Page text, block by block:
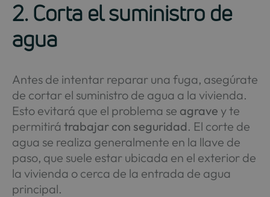
2. Corta el suministro de
agua
Antes de intentar reparar una fuga, asegúrate
de cortar el suministro de agua a la vivienda.
Esto evitará que el problema se agrave y te
permitirá trabajar con seguridad. El corte de
agua se realiza generalmente en la llave de
paso, que suele estar ubicada en el exterior de
la vivienda o cerca de la entrada de agua
principal.